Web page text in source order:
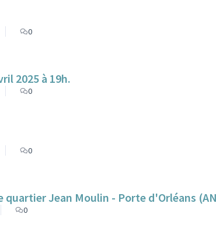
0
2025 à 19h.
0
0
quartier Jean Moulin - Porte d'Orléans
0